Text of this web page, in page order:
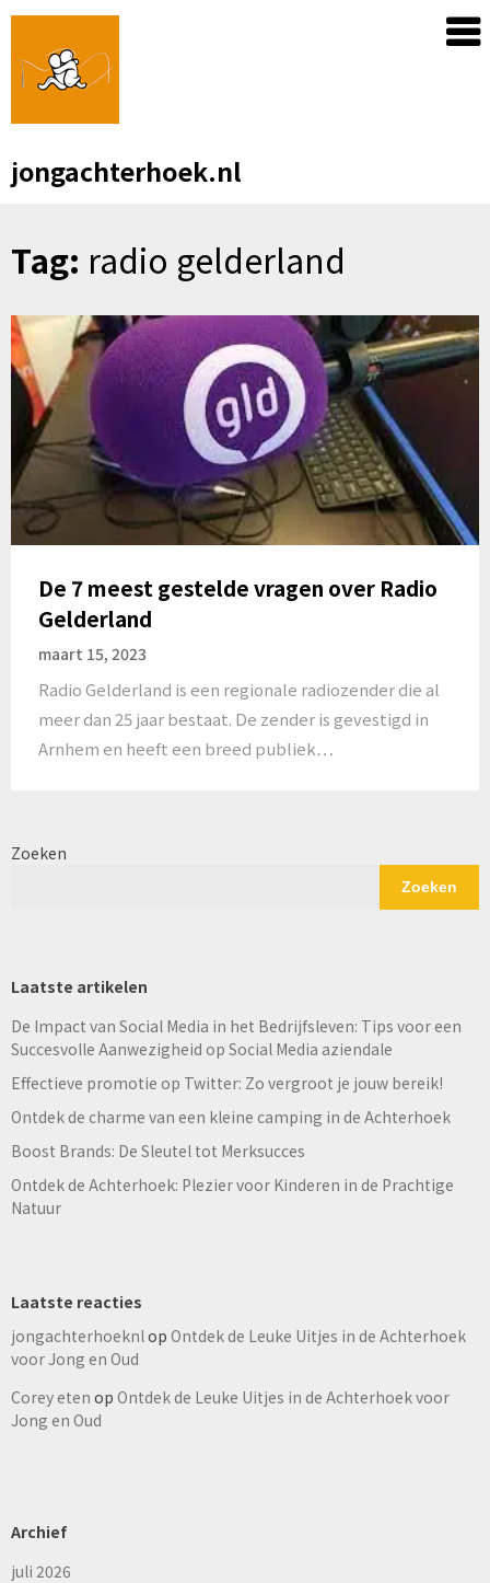
Skip
content
jongachterhoek.nl
Tag: radio gelderland
De 7 meest gestelde vragen over Radio
Gelderland
maart 15, 2023
Radio Gelderland is een regionale radiozender die al
meer dan 25 jaar bestaat. De zender is gevestigd in
Arnhem en heeft een breed publiek…
Zoeken
Zoeken
Laatste artikelen
De Impact van Social Media in het Bedrijfsleven: Tips voor een
Succesvolle Aanwezigheid op Social Media aziendale
Effectieve promotie op Twitter: Zo vergroot je jouw bereik!
Ontdek de charme van een kleine camping in de Achterhoek
Boost Brands: De Sleutel tot Merksucces
Ontdek de Achterhoek: Plezier voor Kinderen in de Prachtige
Natuur
Laatste reacties
jongachterhoeknl op Ontdek de Leuke Uitjes in de Achterhoek
voor Jong en Oud
Corey eten op Ontdek de Leuke Uitjes in de Achterhoek voor
Jong en Oud
Archief
juli 2026